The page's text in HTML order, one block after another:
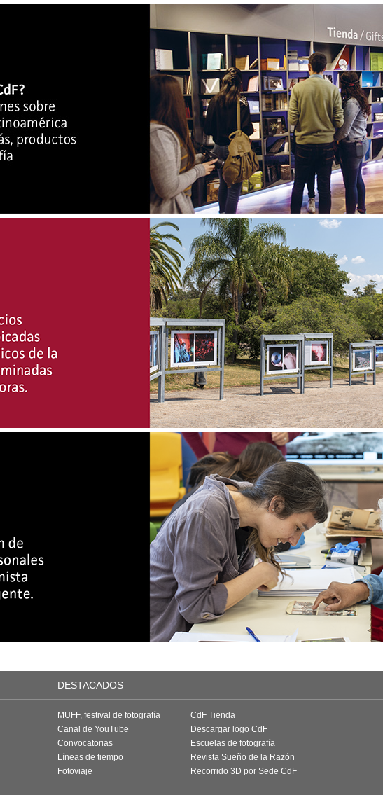
DESTACADOS
MUFF, festival de fotografía
Canal de YouTube
Convocatorias
Líneas de tiempo
Fotoviaje
CdF Tienda
Descargar logo CdF
Escuelas de fotografía
Revista Sueño de la Razón
Recorrido 3D por Sede CdF